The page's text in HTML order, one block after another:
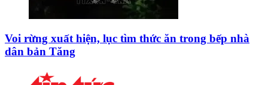
Voi rừng xuất hiện, lục tìm thức ăn trong bếp nhà
dân bản Tăng